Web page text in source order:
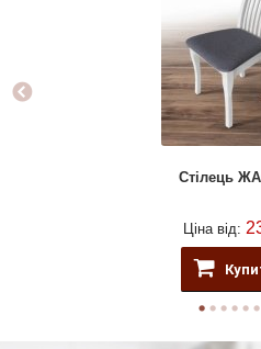
Стілець
Ціна від: